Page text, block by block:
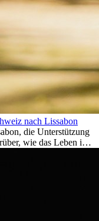
nach Lissabon
die Unterstützung
wie das Leben im